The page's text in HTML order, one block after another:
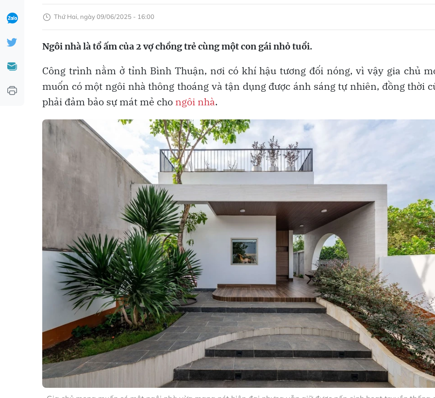
Thứ Hai, ngày 09/06/2025 - 16:00
Ngôi nhà là tổ ấm của 2 vợ chồng trẻ cùng một con gái nhỏ tuổi.
Công trình nằm ở tỉnh Bình Thuận, nơi có khí hậu tương đối nóng, vì vậy gia chủ
muốn có một ngôi nhà thông thoáng và tận dụng được ánh sáng tự nhiên, đồng thời
phải đảm bảo sự mát mẻ cho ngôi nhà.